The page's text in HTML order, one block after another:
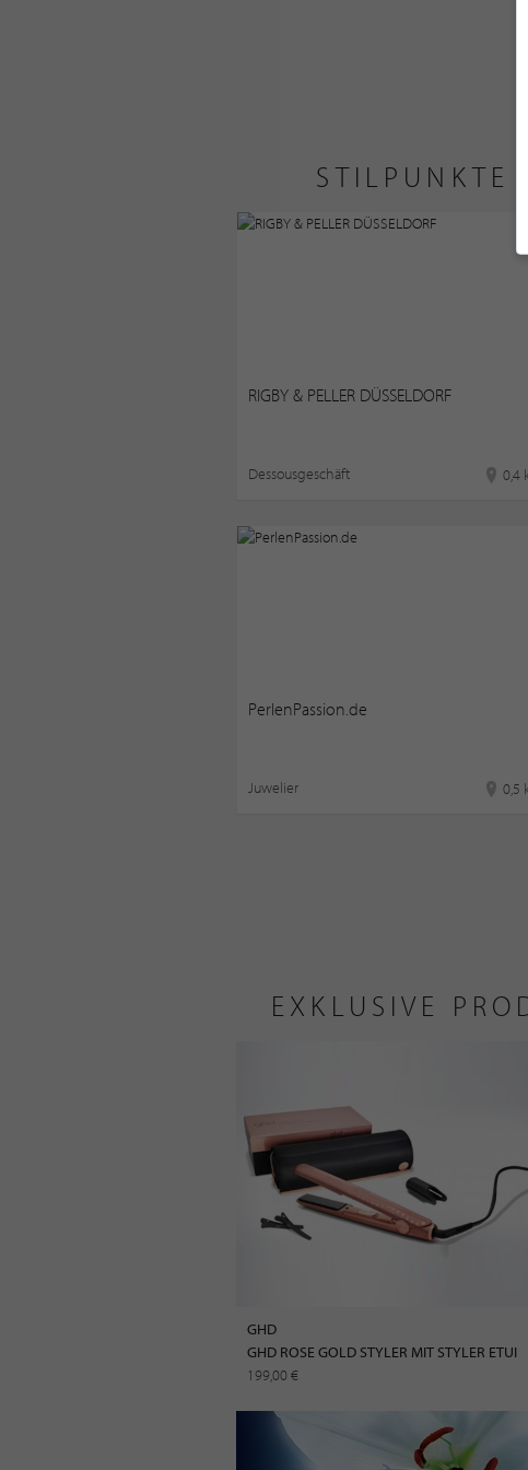
STILPUNKTE
RIGBY & PELLER DÜSSELDORF
Dessousgeschäft 0,4
PerlenPassion.de
Juwelier 0,5
EXKLUSIVE
GHD
GHD ROSE GOLD STYLER MIT STYLER ETUI
199,00 €